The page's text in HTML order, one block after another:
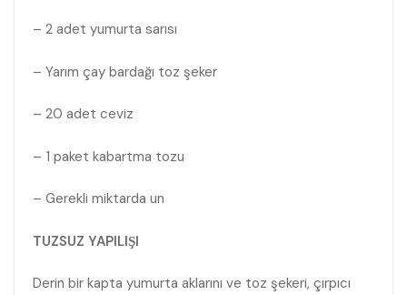
– 2 adet yumurta sarısı
– Yarım çay bardağı toz şeker
– 20 adet ceviz
– 1 paket kabartma tozu
– Gerekli miktarda un
TUZSUZ YAPILIŞI
Derin bir kapta yumurta aklarını ve toz şekeri, çırpıcı